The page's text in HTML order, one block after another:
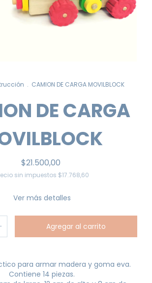
. CAMION DE CARGA MOVILBLOCK
DE CARGA
$21.500,00
sin impuestos $17.768,60
Ver más detalles
para armar madera y goma eva.
Contiene 14 piezas.